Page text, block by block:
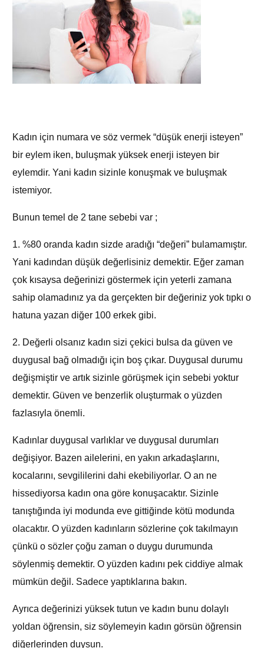
Kadın için numara ve söz vermek “düşük enerji isteyen”
bir eylem iken, buluşmak yüksek enerji isteyen bir
eylemdir. Yani kadın sizinle konuşmak ve buluşmak
istemiyor.
Bunun temel de 2 tane sebebi var ;
1. %80 oranda kadın sizde aradığı “değeri” bulamamıştır.
Yani kadından düşük değerlisiniz demektir. Eğer zaman
çok kısaysa değerinizi göstermek için yeterli zamana
sahip olamadınız ya da gerçekten bir değeriniz yok tıpkı o
hatuna yazan diğer 100 erkek gibi.
2. Değerli olsanız kadın sizi çekici bulsa da güven ve
duygusal bağ olmadığı için boş çıkar. Duygusal durumu
değişmiştir ve artık sizinle görüşmek için sebebi yoktur
demektir. Güven ve benzerlik oluşturmak o yüzden
fazlasıyla önemli.
Kadınlar duygusal varlıklar ve duygusal durumları
değişiyor. Bazen ailelerini, en yakın arkadaşlarını,
kocalarını, sevgililerini dahi ekebiliyorlar. O an ne
hissediyorsa kadın ona göre konuşacaktır. Sizinle
tanıştığında iyi modunda eve gittiğinde kötü modunda
olacaktır. O yüzden kadınların sözlerine çok takılmayın
çünkü o sözler çoğu zaman o duygu durumunda
söylenmiş demektir. O yüzden kadını pek ciddiye almak
mümkün değil. Sadece yaptıklarına bakın.
Ayrıca değerinizi yüksek tutun ve kadın bunu dolaylı
yoldan öğrensin, siz söylemeyin kadın görsün öğrensin
diğerlerinden duysun.